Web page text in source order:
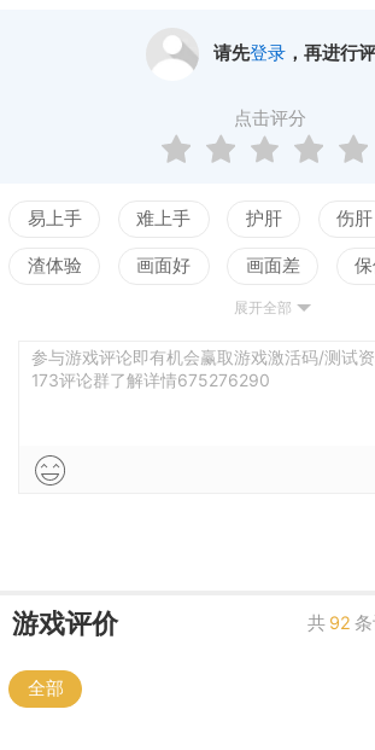
请先登录，再进行
点击评分
易上手 难上手 护肝 伤肝
渣体验 画面好 画面差
测试
引导清晰 引导混乱 平衡佳
展开全部
参与游戏评论即有机会赢取游戏激活码/测试
173评论群了解详情675276290
游戏评价 共 92
全部